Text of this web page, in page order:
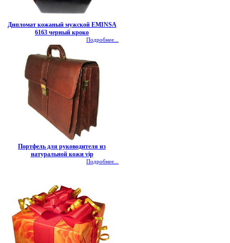
Дипломат кожаный мужской EMINSA
6163 черный кроко
Подробнее...
Портфель для руководителя из
натуральной кожи vip
Подробнее...